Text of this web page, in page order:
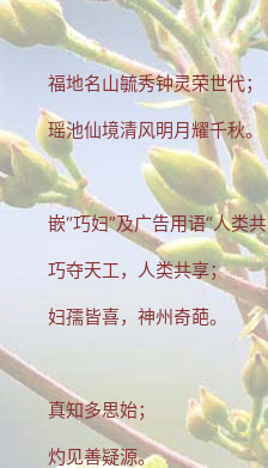
返
历
留
福地名山毓秀钟灵荣世代；
瑶池仙境清风明月耀千秋。
嵌“巧妇”及广告用语“人类
巧夺天工，人类共享；
妇孺皆喜，神州奇葩。
真知多思始；
灼见善疑源。